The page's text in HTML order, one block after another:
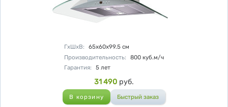
Характеристики
ГхШхВ: 65х60х99.5 см
Производительность: 800 куб.м/ч
Гарантия: 5 лет
31 490 руб.